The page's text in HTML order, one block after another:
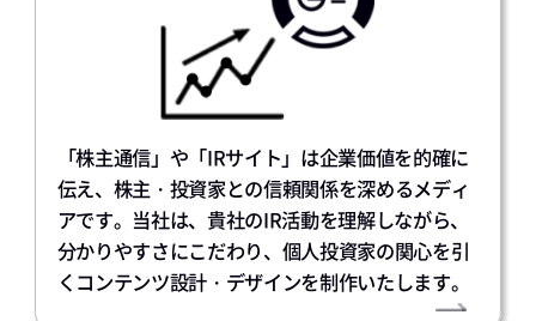
「株主通信」や「IRサイト」は企業価値を的確に
伝え、株主・投資家との信頼関係を深めるメディ
アです。当社は、貴社のIR活動を理解しながら、
分かりやすさにこだわり、個人投資家の関心を引
くコンテンツ設計・デザインを制作いたします。